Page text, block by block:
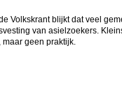
Volkskrant blijkt dat veel
van asielzoekers.
geen praktijk.